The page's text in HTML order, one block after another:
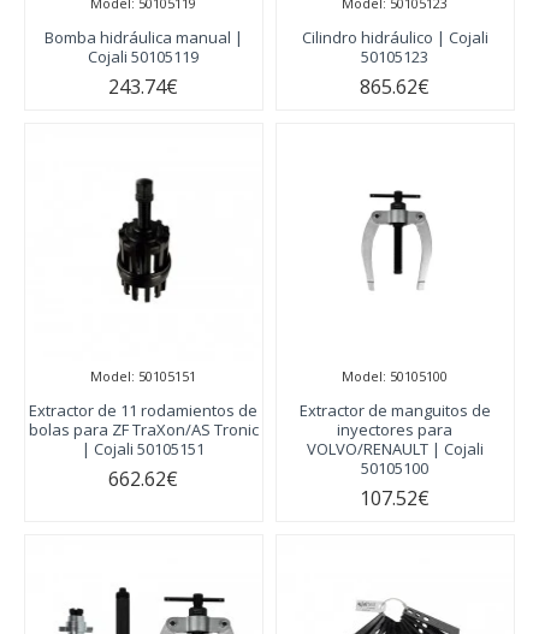
Bomba hidráulica manual |
Cojali 50105119
243.74€
Cilindro hidráulico | Cojali
50105123
865.62€
Model: 50105151
Extractor de 11 rodamientos de
bolas para ZF TraXon/AS Tronic
| Cojali 50105151
662.62€
Model: 50105100
Extractor de manguitos de
inyectores para
VOLVO/RENAULT | Cojali
50105100
107.52€